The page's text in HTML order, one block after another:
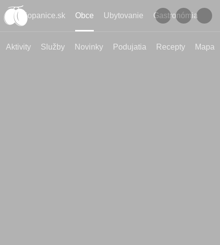
Kopanice.sk Obce Ubytovanie Gastronómia
Aktivity Služby Novinky Podujatia Recepty Mapa